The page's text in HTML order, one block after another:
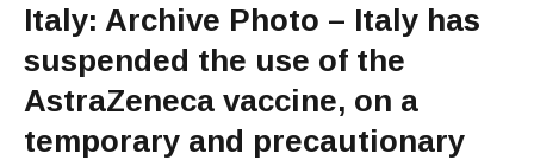
Italy: Archive Photo – Italy has
suspended the use of the
AstraZeneca vaccine, on a
temporary and precautionary